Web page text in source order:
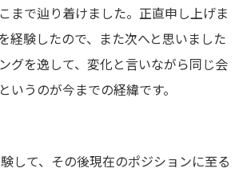
まで辿り着けました。正直申し上げま
経験したので、また次へと思いました
グを逸して、変化と言いながら同じ会
いうのが今までの経緯です。
して、その後現在のポジションに至る